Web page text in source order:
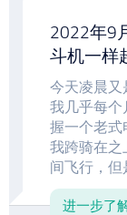
2022年9
斗机一样
今天凌晨又
我几乎每个
握一个老式
我跨骑在之
间飞行，但
进一步了